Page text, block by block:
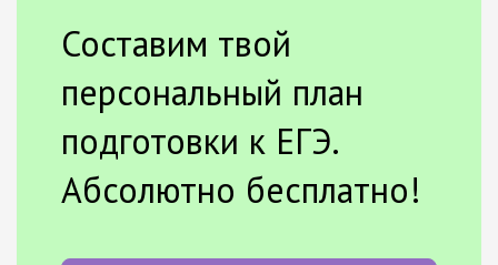
Составим твой
персональный план
подготовки к ЕГЭ.
Абсолютно бесплатно!